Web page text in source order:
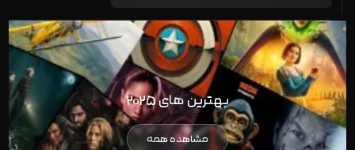
بهترین های ۲۰۲۵
مشاهده همه